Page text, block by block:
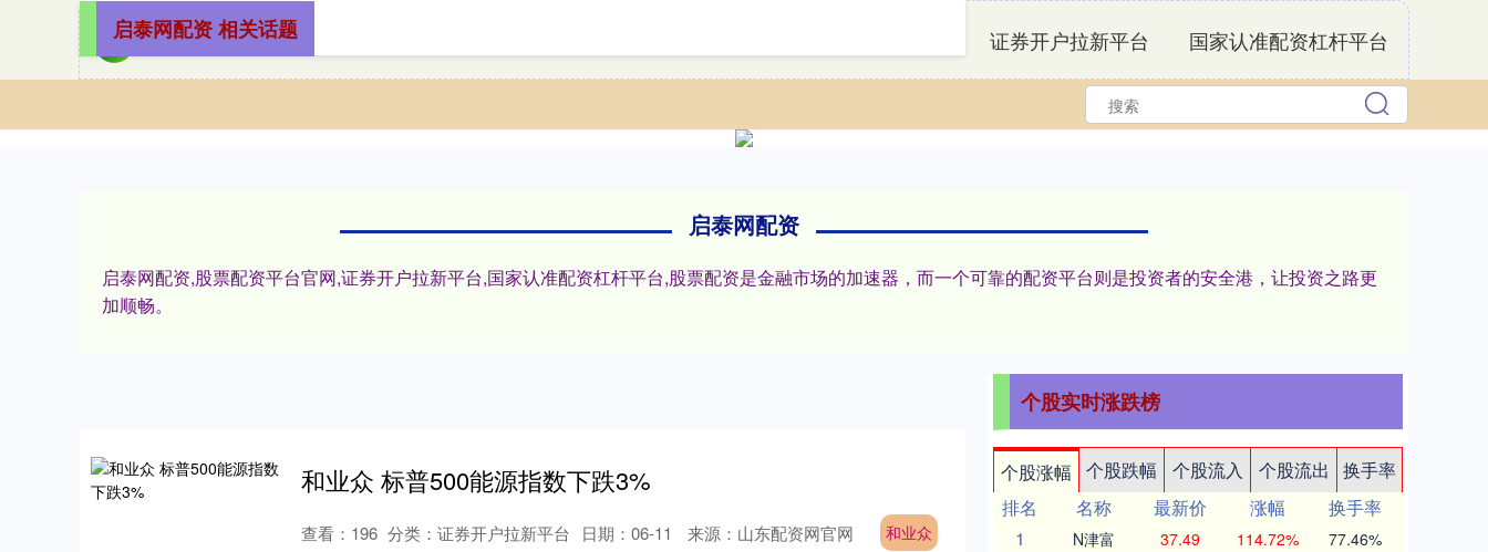
证券开户拉新平台 国家认准配资杠杆平台
启泰网配资
启泰网配资,股票配资平台官网,证券开户拉新平台,国家认准配资杠杆平台,股票配资是金融市场的加速器，而一个可靠的配资平台则是投资者的安全港，让投资之路更
加顺畅。
启泰网配资 相关话题
和业众 标普500能源指数下跌3%
和业众
日期：06-11 来源：山东配资网官网
查看： 196 分类： 证券开户拉新平台
个股实时涨跌榜
个股涨幅 个股跌幅 个股流入 个股流出
换手率
排名
名称 最新价 涨幅
换手率
1
N津富 37.49 114.72% 77.46%